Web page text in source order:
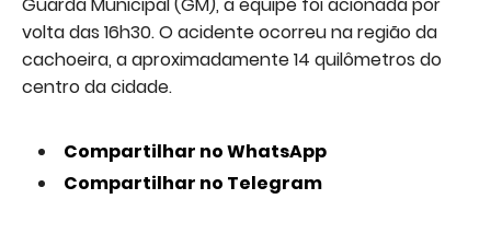
volta das 16h30. O acidente ocorreu na região da
cachoeira, a aproximadamente 14 quilômetros do
centro da cidade.
Compartilhar no WhatsApp
Compartilhar no Telegram